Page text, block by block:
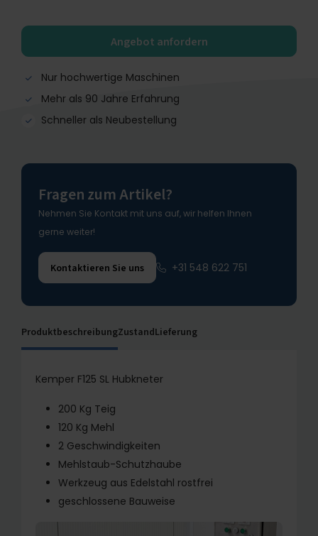
Angebot anfordern
Nur hochwertige Maschinen
Mehr als 90 Jahre Erfahrung
Schneller als Neubestellung
Fragen zum Artikel?
Nehmen Sie Kontakt mit uns auf, wir helfen Ihnen
gerne weiter!
Kontaktieren Sie uns +31 548 622 751
ProduktbeschreibungZustandLieferung
Kemper F125 SL Hubkneter
200 Kg Teig
120 Kg Mehl
2 Geschwindigkeiten
Mehlstaub-Schutzhaube
Werkzeug aus Edelstahl rostfrei
geschlossene Bauweise